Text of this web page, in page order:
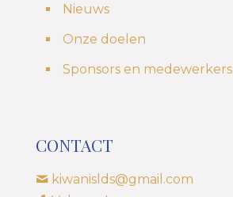
Nieuws
Onze doelen
Sponsors en medewerkers
CONTACT
kiwanislds@gmail.com